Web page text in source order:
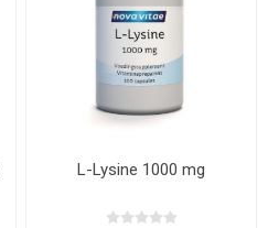
L-Lysine 1000 mg